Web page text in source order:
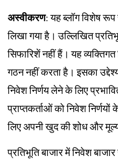
अस्वीकरण: यह ब्लॉग विशेष रूप
लिखा गया है। उल्लिखित
सिफारिशें नहीं हैं। यह
गठन नहीं करता है। इसका
निवेश निर्णय लेने के लिए
प्राप्तकर्ताओं को निवेश
लिए अपनी खुद की शोध और
प्रतिभूति बाजार में निवेश